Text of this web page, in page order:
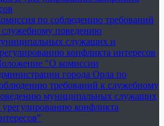
по соблюдению требований
служебному поведению
служащих и
конфликта интересов
"О комиссии
города Орла по
требований к служебному
муниципальных служащих
урегулированию конфликта